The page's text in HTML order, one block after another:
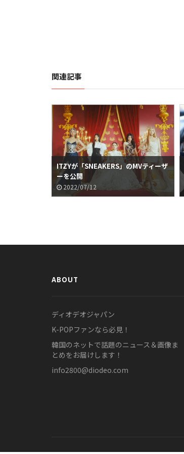
関連記事
ITZYが「SNEAKERS」のMVティーザ
ーを公開
2022/07/12
ABOUT
ディオデオジャパン
K-POPファンなら必見！
韓国のネットで話題のニュース＆画像ま
とめをお届けします！
info2800@diodeo.com